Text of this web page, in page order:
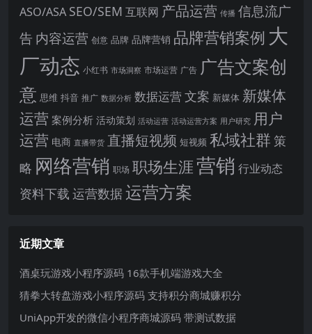
ASO/ASA SEO/SEM 互联网 产品运营 传播 信息流广
告 内容运营 创意 品牌 品牌营销 品牌营销案例 大
厂动态 小红书 市场洞察 市场运营 广告 广告文案创
意 思维 抖音 推广 数据分析 数据运营 文案 新媒体 新媒体
运营 案例分析 活动策划 活动运营 活动运营方案 用户研究 用户
运营 电商 直播带货 直播短视频 短视频 私域社群 策
略 网络营销 职场 职场生涯营销 行业动态
资料下载 运营数据运营方案
近期文章
酒桌玩游戏小程序源码 16款手机端游戏大全
猜拳大转盘游戏小程序源码 支持积分商城赚积分
UniApp开发的微信小程序商城源码 带测试数据